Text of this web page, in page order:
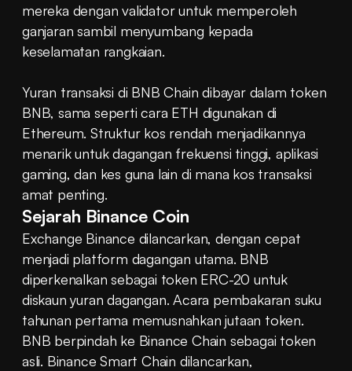
mereka dengan validator untuk memperoleh
ganjaran sambil menyumbang kepada
keselamatan rangkaian.
Yuran transaksi di BNB Chain dibayar dalam token
BNB, sama seperti cara ETH digunakan di
Ethereum. Struktur kos rendah menjadikannya
menarik untuk dagangan frekuensi tinggi, aplikasi
gaming, dan kes guna lain di mana kos transaksi
amat penting.
Sejarah Binance Coin
Exchange Binance dilancarkan, dengan cepat
menjadi platform dagangan utama. BNB
diperkenalkan sebagai token ERC-20 untuk
diskaun yuran dagangan. Acara pembakaran suku
tahunan pertama memusnahkan jutaan token.
BNB berpindah ke Binance Chain sebagai token
asli. Binance Smart Chain dilancarkan,